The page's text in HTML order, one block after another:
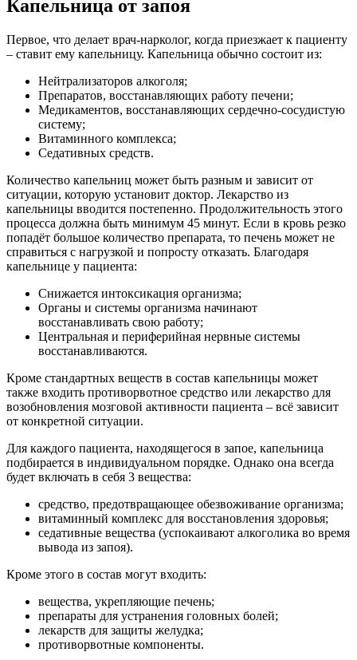
Капельница от запоя
Первое, что делает врач-нарколог, когда приезжает к пациенту
– ставит ему капельницу. Капельница обычно состоит из:
Нейтрализаторов алкоголя;
Препаратов, восстанавляющих работу печени;
Медикаментов, восстанавляющих сердечно-сосудистую
систему;
Витаминного комплекса;
Седативных средств.
Количество капельниц может быть разным и зависит от
ситуации, которую установит доктор. Лекарство из
капельницы вводится постепенно. Продолжительность этого
процесса должна быть минимум 45 минут. Если в кровь резко
попадёт большое количество препарата, то печень может не
справиться с нагрузкой и попросту отказать. Благодаря
капельнице у пациента:
Снижается интоксикация организма;
Органы и системы организма начинают
восстанавливать свою работу;
Центральная и периферийная нервные системы
восстанавливаются.
Кроме стандартных веществ в состав капельницы может
также входить противорвотное средство или лекарство для
возобновления мозговой активности пациента – всё зависит
от конкретной ситуации.
Для каждого пациента, находящегося в запое, капельница
подбирается в индивидуальном порядке. Однако она всегда
будет включать в себя 3 вещества:
средство, предотвращающее обезвоживание организма;
витаминный комплекс для восстановления здоровья;
седативные вещества (успокаивают алкоголика во время
вывода из запоя).
Кроме этого в состав могут входить:
вещества, укрепляющие печень;
препараты для устранения головных болей;
лекарств для защиты желудка;
противорвотные компоненты.